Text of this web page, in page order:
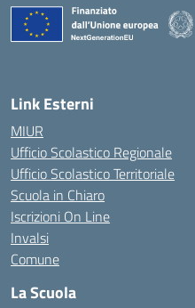
Link Esterni
MIUR
Ufficio Scolastico Regionale
Ufficio Scolastico Territoriale
Scuola in Chiaro
Iscrizioni On Line
Invalsi
Comune
La Scuola